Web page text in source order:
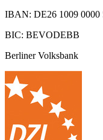
IBAN: DE26 1009 0000
BIC: BEVODEBB
Berliner Volksbank